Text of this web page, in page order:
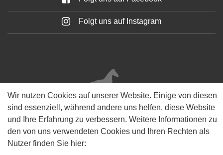
Folgt uns auf Instagram
© 2025 Tiervitalshop | Webentwicklung & WebdesignWERK38
Wir nutzen Cookies auf unserer Website. Einige von diesen
sind essenziell, während andere uns helfen, diese Website
und Ihre Erfahrung zu verbessern. Weitere Informationen zu
den von uns verwendeten Cookies und Ihren Rechten als
Nutzer finden Sie hier: